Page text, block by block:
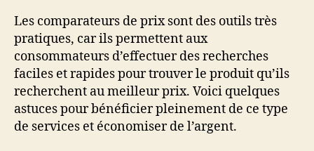
Les comparateurs de prix sont des outils très
pratiques, car ils permettent aux
consommateurs d’effectuer des recherches
faciles et rapides pour trouver le produit qu’ils
recherchent au meilleur prix. Voici quelques
astuces pour bénéficier pleinement de ce type
de services et économiser de l’argent.